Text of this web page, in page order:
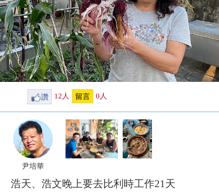
讚 12 人 留言 0 人
尹培華
浩天、浩文晚上要去比利時工作21天